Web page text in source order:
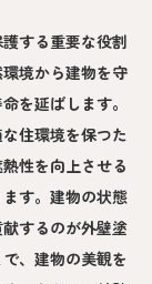
する重要な役割
境から建物を守
を延ばします。
住環境を保つた
性を向上させる
す。建物の状態
するのが外壁塗
、建物の美観を